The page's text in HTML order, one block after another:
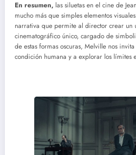
En resumen, las siluetas en el cine de
mucho más que simples elementos
narrativa que permite al director crear un
cinematográfico único, cargado de
de estas formas oscuras, Melville nos
condición humana y a explorar los límites